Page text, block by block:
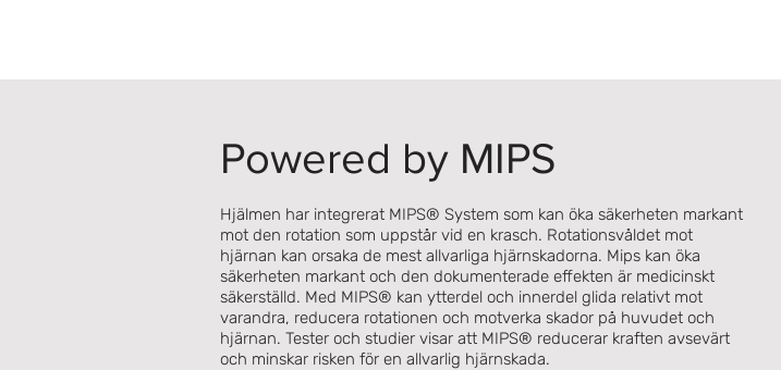
Powered by MIPS
Hjälmen har integrerat MIPS® System som kan öka säkerheten markant
mot den rotation som uppstår vid en krasch. Rotationsvåldet mot
hjärnan kan orsaka de mest allvarliga hjärnskadorna. Mips kan öka
säkerheten markant och den dokumenterade effekten är medicinskt
säkerställd. Med MIPS® kan ytterdel och innerdel glida relativt mot
varandra, reducera rotationen och motverka skador på huvudet och
hjärnan. Tester och studier visar att MIPS® reducerar kraften avsevärt
och minskar risken för en allvarlig hjärnskada.